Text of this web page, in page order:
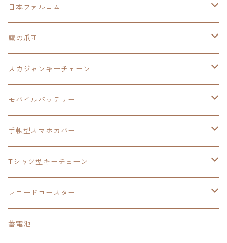
モバイルバッテリー
スカジャンキーチェーン
スカジャン
シャツ
日本ファルコム
イースⅧ
モバイルバッテリー
手帳型スマホカバー
東亰ザナドゥ
閃の軌跡Ⅲ
モバイルバッテリー
手帳型スマホカバー
閃の軌跡Ⅳ
手帳型スマホカバー
モバイルバッテリー
軌跡シリーズ
トランプ
カーマグネット
閃の軌跡Ⅱ
トランプ
イースⅨ
鷹の爪団
モバイルバッテリー
手帳型スマホカバー
スカジャンキーチェーン
ウルトラマンシリーズ
日本ファルコム
閃の軌跡Ⅲ
軌跡シリーズ
モバイルバッテリー
ウルトラマン
鷹の爪
イースⅧ
東亰ザナドゥ
手帳型スマホカバー
鷹の爪団
イースⅧ
閃の軌跡Ⅲ
Tシャツ型キーチェーン
日本ファルコム
閃の軌跡Ⅲ
レコードコースター
日本ファルコム
蓄電池